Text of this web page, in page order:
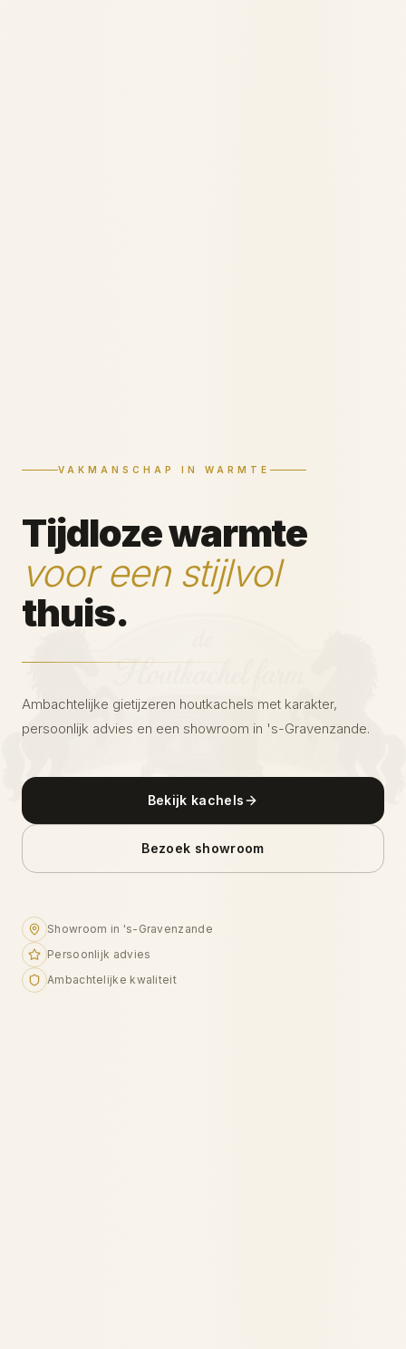
VAKMANSCHAP IN WARMTE
Tijdloze warmte
voor een stijlvol
thuis.
Ambachtelijke gietijzeren houtkachels met karakter,
persoonlijk advies en een showroom in 's-Gravenzande.
Bekijk kachels
Bezoek showroom
Showroom in 's-Gravenzande
Persoonlijk advies
Ambachtelijke kwaliteit